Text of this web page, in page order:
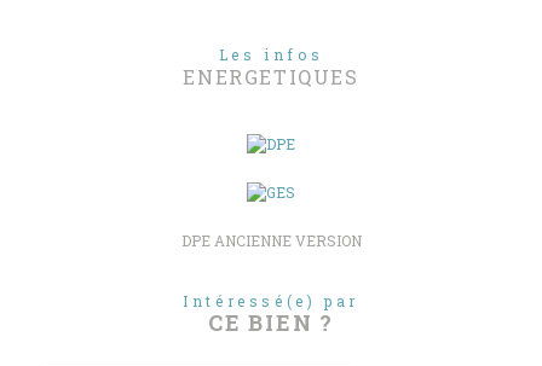
Les infos
ENERGETIQUES
DPE ANCIENNE VERSION
Intéressé(e) par
CE BIEN ?